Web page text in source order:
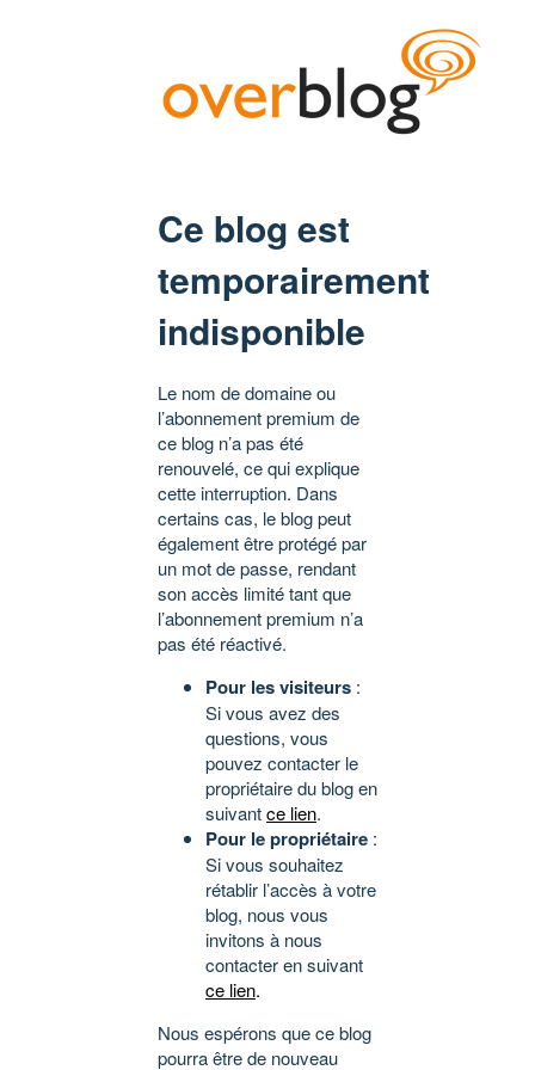
Ce blog est
temporairement
indisponible
Le nom de domaine ou
l’abonnement premium de
ce blog n’a pas été
renouvelé, ce qui explique
cette interruption. Dans
certains cas, le blog peut
également être protégé par
un mot de passe, rendant
son accès limité tant que
l’abonnement premium n’a
pas été réactivé.
Pour les visiteurs :
Si vous avez des
questions, vous
pouvez contacter le
propriétaire du blog en
suivantce lien.
Pour le propriétaire :
Si vous souhaitez
rétablir l’accès à votre
blog, nous vous
invitons à nous
contacter en suivant
ce lien.
Nous espérons que ce blog
pourra être de nouveau